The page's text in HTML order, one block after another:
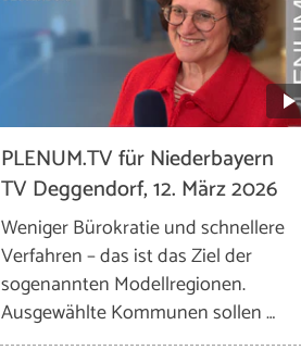
PLENUM.TV für Niederbayern
TV Deggendorf, 12. März 2026
Weniger Bürokratie und schnellere
Verfahren – das ist das Ziel der
sogenannten Modellregionen.
Ausgewählte Kommunen sollen …